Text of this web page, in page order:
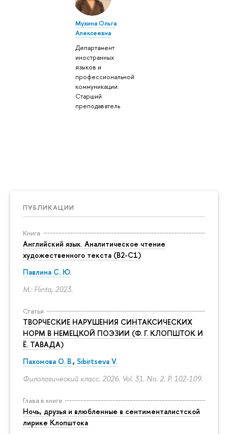
ПУБЛИКАЦИИ
Книга
Английский язык. Аналитическое чтение
художественного текста (B2-C1)
Павлина С. Ю.
M.: Flinta, 2023.
Статья
ТВОРЧЕСКИЕ НАРУШЕНИЯ СИНТАКСИЧЕСКИХ
НОРМ В НЕМЕЦКОЙ ПОЭЗИИ (Ф. Г. КЛОПШТОК И
Ё. ТАВАДА)
Пахомова О. В., Sibirtseva V.
Филологический класс. 2026. Vol. 31. No. 2. P. 102-109.
Глава в книге
Ночь, друзья и влюбленные в сентименталистской
лирике Клопштока
Мухина Ольга
Алексеевна
Департамент
иностранных
языков и
профессиональной
коммуникации:
Старший
преподаватель